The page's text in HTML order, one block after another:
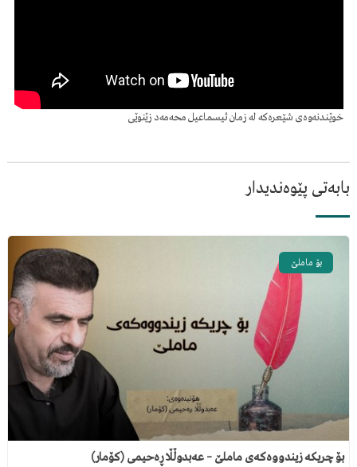
خوێندنەوەی شێعرەکە لە زمان ئیسماعیل محەمەد زێنوێی
بابەتی پێوەندیدار
بۆ ماملێ
بۆ چریکە زیندووەکەی ماملێ – عەبدوڵڵا ڕەحیمی (کۆمار)